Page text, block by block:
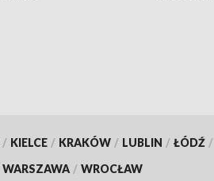
/ KIELCE / KRAKÓW / LUBLIN / ŁÓDŹ /
WARSZAWA / WROCŁAW